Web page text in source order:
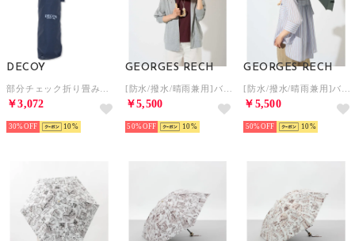
DECOY
￥3,072
30% 10
GEORGES RECH
￥5,500
50% 10
GEORGES RECH
￥5,500
50% 10